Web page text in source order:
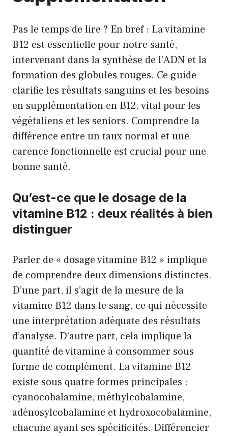
Pas le temps de lire ? En bref : La vitamine
B12 est essentielle pour notre santé,
intervenant dans la synthèse de l’ADN et la
formation des globules rouges. Ce guide
clarifie les résultats sanguins et les besoins
en supplémentation en B12, vital pour les
végétaliens et les seniors. Comprendre la
différence entre un taux normal et une
carence fonctionnelle est crucial pour une
bonne santé.
Qu’est-ce que le dosage de la
vitamine B12 : deux réalités à bien
distinguer
Parler de « dosage vitamine B12 » implique
de comprendre deux dimensions distinctes.
D’une part, il s’agit de la mesure de la
vitamine B12 dans le sang, ce qui nécessite
une interprétation adéquate des résultats
d’analyse. D’autre part, cela implique la
quantité de vitamine à consommer sous
forme de complément. La vitamine B12
existe sous quatre formes principales :
cyanocobalamine, méthylcobalamine,
adénosylcobalamine et hydroxocobalamine,
chacune ayant ses spécificités. Différencier